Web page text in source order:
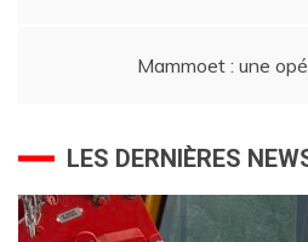
Mammoet : une
LES DERNIÈRES